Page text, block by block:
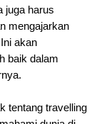
juga harus
mengajarkan
akan
baik dalam
tentang travelling